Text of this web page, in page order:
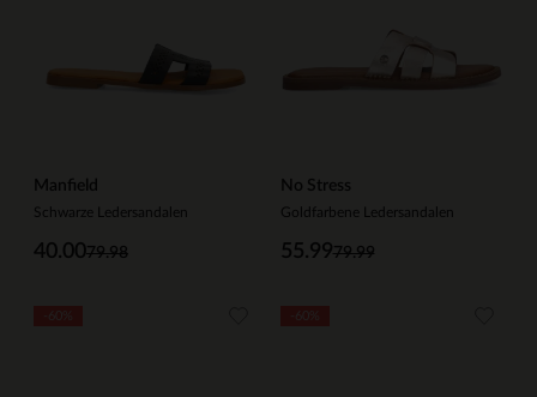
Manfield
Schwarze Ledersandalen
79.98
40.00
No Stress
Goldfarbene Ledersandalen
79.99
55.99